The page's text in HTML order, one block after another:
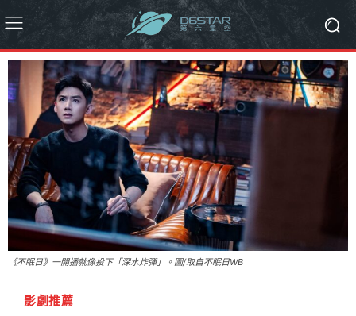
《不眠日》一開播就像投下「深水炸彈」。圖/取自不眠日WB
影劇推薦